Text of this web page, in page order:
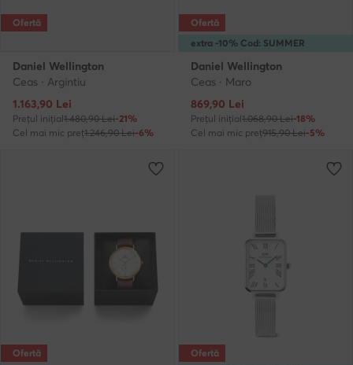
Ofertă
Daniel Wellington
Ceas · Argintiu
Prețul actual
1.163,90 Lei
Prețul inițial1.480,90 Lei-21%
Cel mai mic preț1.246,90 Lei-6%
extra -10% Cod: SUMMER
Ofertă
Daniel Wellington
Ceas · Maro
Prețul actual
869,90 Lei
Prețul inițial1.068,90 Lei-18%
Cel mai mic preț915,90 Lei-5%
Ofertă Ofertă